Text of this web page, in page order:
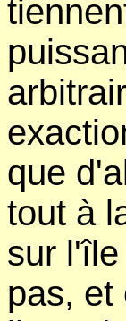
que
tout à
sur
pas, et